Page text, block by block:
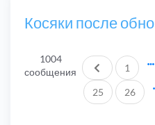
Косяки после
1004
сообщения
Пред.1
25 26